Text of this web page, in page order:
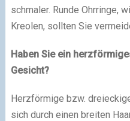
schmaler. Runde Ohrringe,
Kreolen, sollten Sie
Haben Sie ein
Gesicht?
Herzförmige bzw.
sich durch einen breiten